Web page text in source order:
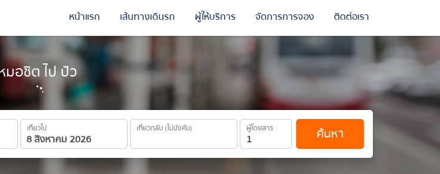
มอชิต ไป ปัว
เที่ยวไป เที่ยวกลับ (ไม่บังคับ) ผู้โดยสาร ค้นหา
หน้าแรก เส้นทางเดินรถ ผู้ให้บริการ จัดการการจอง ติดต่อเรา